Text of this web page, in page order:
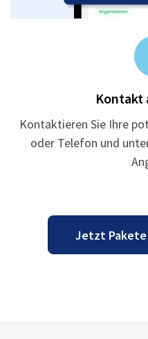
Kontakt
Kontaktieren Sie Ihre
oder Telefon und